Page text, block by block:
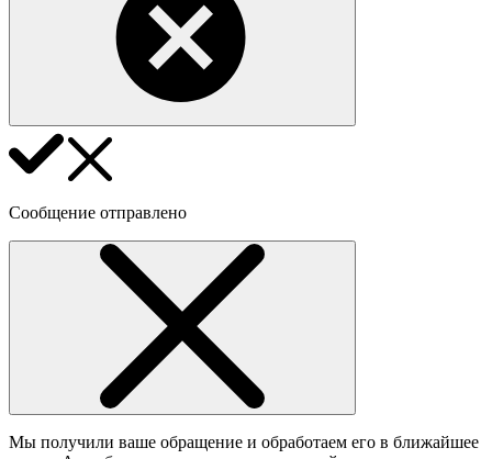
Сообщение отправлено
Мы получили ваше обращение и обработаем его в ближайшее